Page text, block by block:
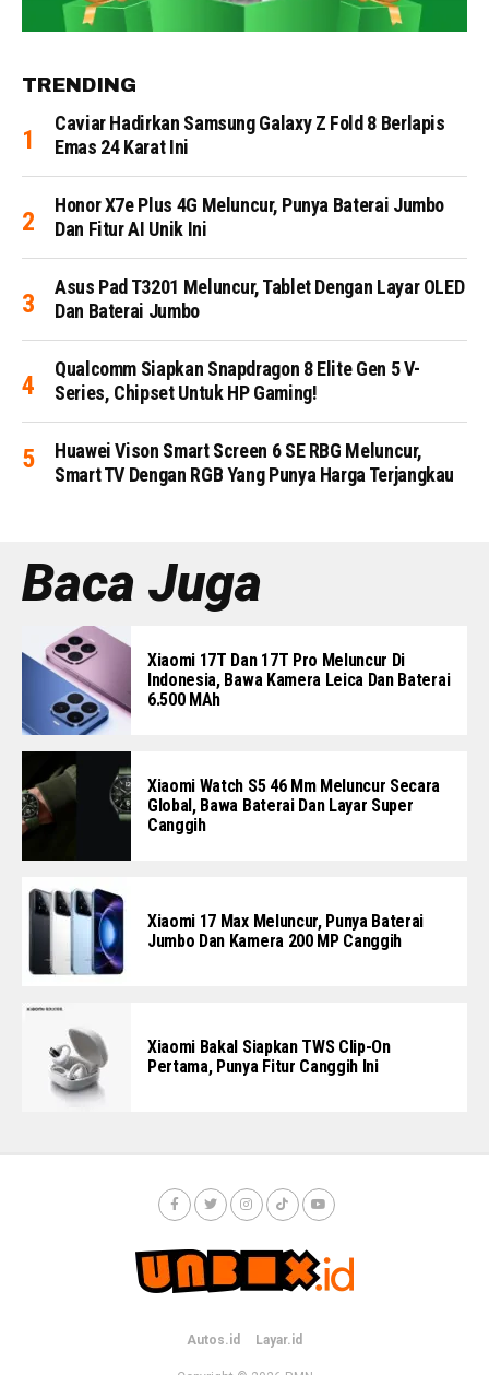
TRENDING
Caviar Hadirkan Samsung Galaxy Z Fold 8 Berlapis
Emas 24 Karat Ini
Honor X7e Plus 4G Meluncur, Punya Baterai Jumbo
Dan Fitur AI Unik Ini
Asus Pad T3201 Meluncur, Tablet Dengan Layar OLED
Dan Baterai Jumbo
Qualcomm Siapkan Snapdragon 8 Elite Gen 5 V-
Series, Chipset Untuk HP Gaming!
Huawei Vison Smart Screen 6 SE RBG Meluncur,
Smart TV Dengan RGB Yang Punya Harga Terjangkau
Baca Juga
Xiaomi 17T Dan 17T Pro Meluncur Di
Indonesia, Bawa Kamera Leica Dan Baterai
6.500 MAh
Xiaomi Watch S5 46 Mm Meluncur Secara
Global, Bawa Baterai Dan Layar Super
Canggih
Xiaomi 17 Max Meluncur, Punya Baterai
Jumbo Dan Kamera 200 MP Canggih
Xiaomi Bakal Siapkan TWS Clip-On
Pertama, Punya Fitur Canggih Ini
Autos.id Layar.id